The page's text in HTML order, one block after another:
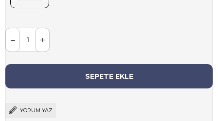
YORUM YAZ